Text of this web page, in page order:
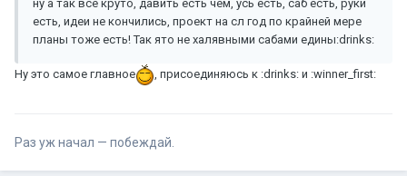
ну а так все круто, давить есть чем, усь есть, саб есть, руки
есть, идеи не кончились, проект на сл год по крайней мере
планы тоже есть! Так ято не халявными сабами едины:drinks:
Ну это самое главное , присоединяюсь к :drinks: и :winner_first:
Раз уж начал — побеждай.